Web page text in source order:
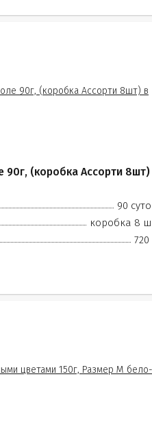
90г, (коробка Ассорти 8шт)
90
коробка 8
720